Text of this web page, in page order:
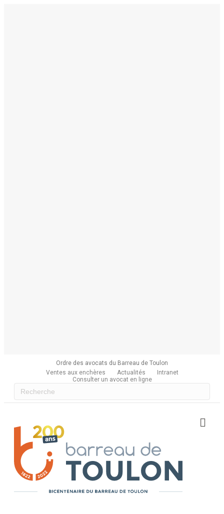
Ordre des avocats du Barreau de Toulon
Ventes aux enchères
Actualités
Intranet
Consulter un avocat en ligne